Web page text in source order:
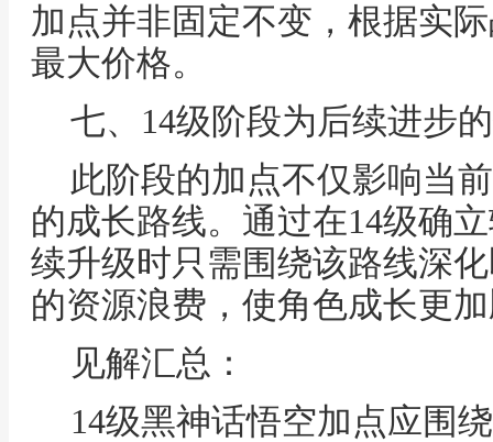
加点并非固定不变，根据实
最大价格。
七、14级阶段为后续进步
此阶段的加点不仅影响当
的成长路线。通过在14级确
续升级时只需围绕该路线深
的资源浪费，使角色成长更
见解汇总：
14级黑神话悟空加点应围